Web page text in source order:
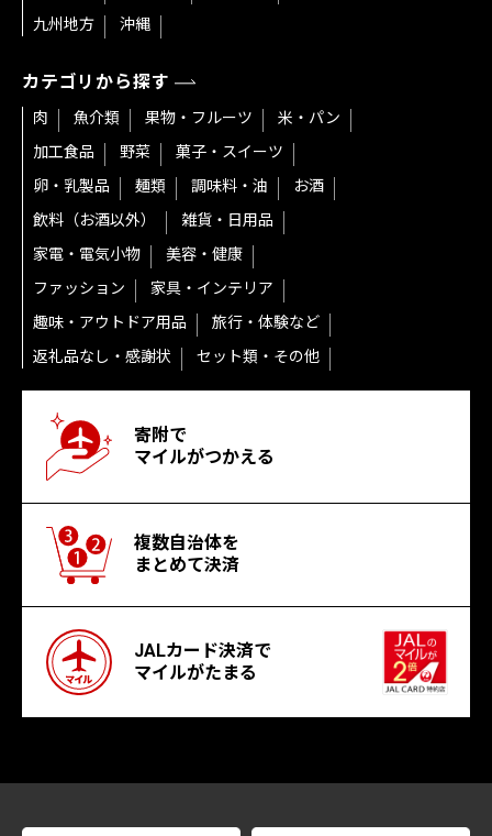
九州地方
沖縄
カテゴリから探す
肉 魚介類 果物・フルーツ
米・パン
加工食品
野菜
菓子・スイーツ
卵・乳製品
麺類 調味料・油
お酒
飲料（お酒以外）
雑貨・日用品
家電・電気小物
美容・健康
ファッション
家具・インテリア
趣味・アウトドア用品
旅行・体験など
返礼品なし・感謝状
セット類・その他
寄附で
マイルがつかえる
複数自治体を
まとめて決済
JALカード決済で
マイルがたまる